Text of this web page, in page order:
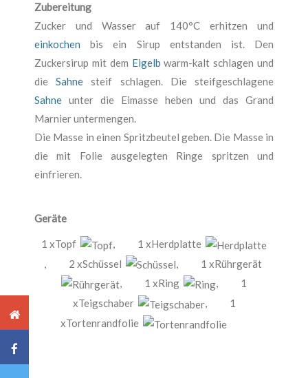
Zubereitung
Zucker und Wasser auf 140°C erhitzen und
einkochen bis ein Sirup entstanden ist. Den
Zuckersirup mit dem Eigelb warm-kalt schlagen und
dieSahne steif schlagen. Die steifgeschlagene
Sahne unter die Eimasse heben und das Grand
Marnier untermengen.
Die Masse in einen Spritzbeutel geben. Die Masse in
die mit Folie ausgelegten Ringe spritzen und
einfrieren.
Geräte
1 xTopf ,
1 xHerdplatte
,
2 xSchüssel ,
1 xRührgerät
,
1 xRing ,
1
xTeigschaber
,
1
xTortenrandfolie